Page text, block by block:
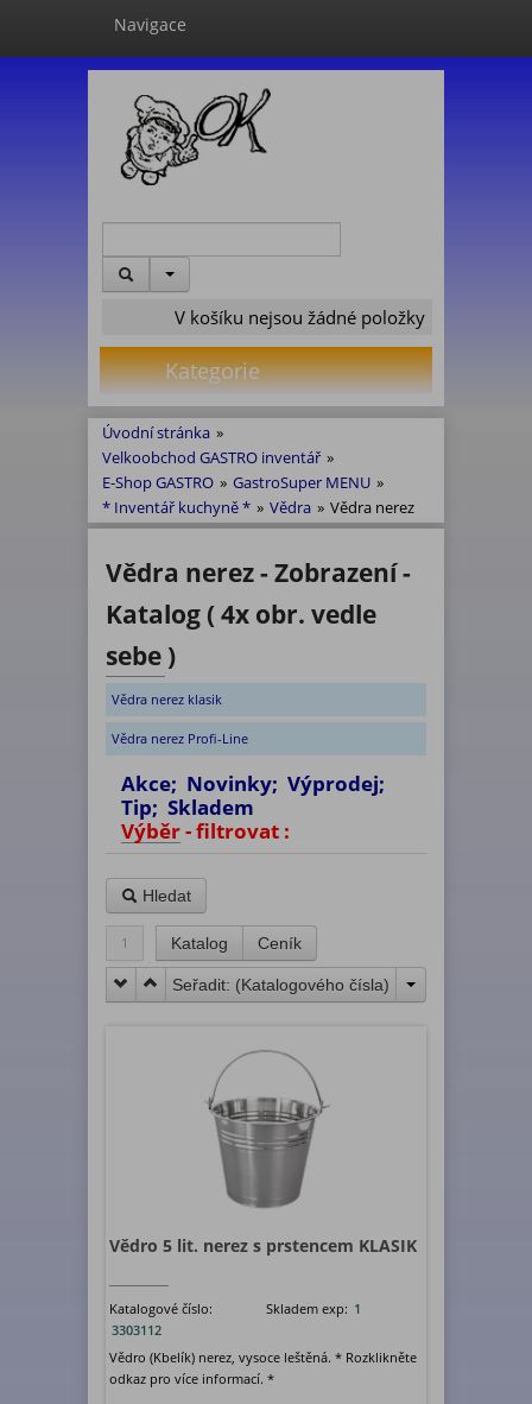
Navigace
V košíku nejsou žádné položky
Kategorie
Úvodní stránka »
Velkoobchod GASTRO inventář »
E-Shop GASTRO » GastroSuper MENU »
* Inventář kuchyně * » Vědra » Vědra nerez
Vědra nerez - Zobrazení -
Katalog ( 4x obr. vedle
sebe )
Vědra nerez klasik
Vědra nerez Profi-Line
Akce; Novinky; Výprodej;
Tip; Skladem
Výběr - filtrovat :
Hledat
1 Katalog Ceník
Seřadit: (Katalogového čísla)
Vědro 5 lit. nerez s prstencem KLASIK
Katalogové číslo:
3303112
Skladem exp: 1
Vědro (Kbelík) nerez, vysoce leštěná. * Rozklikněte
odkaz pro více informací. *